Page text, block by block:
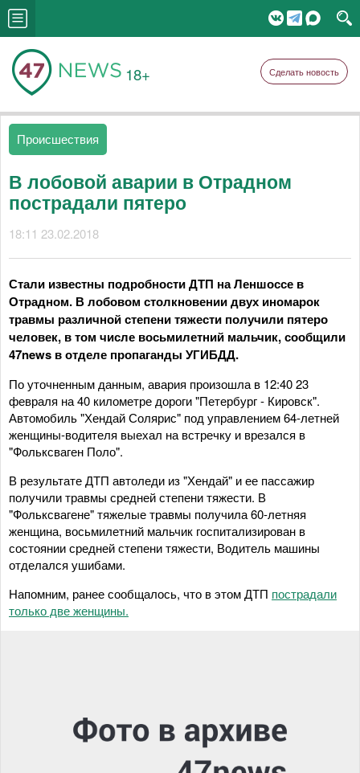
18+ Сделать новость
Происшествия
В лобовой аварии в Отрадном
пострадали пятеро
18:11 23.02.2018
Стали известны подробности ДТП на Леншоссе в
Отрадном. В лобовом столкновении двух иномарок
травмы различной степени тяжести получили пятеро
человек, в том числе восьмилетний мальчик, сообщили
47news в отделе пропаганды УГИБДД.
По уточненным данным, авария произошла в 12:40 23
февраля на 40 километре дороги "Петербург - Кировск".
Автомобиль "Хендай Солярис" под управлением 64-летней
женщины-водителя выехал на встречку и врезался в
"Фольксваген Поло".
В результате ДТП автоледи из "Хендай" и ее пассажир
получили травмы средней степени тяжести. В
"Фольксвагене" тяжелые травмы получила 60-летняя
женщина, восьмилетний мальчик госпитализирован в
состоянии средней степени тяжести, Водитель машины
отделался ушибами.
Напомним, ранее сообщалось, что в этом ДТП пострадали
только две женщины.